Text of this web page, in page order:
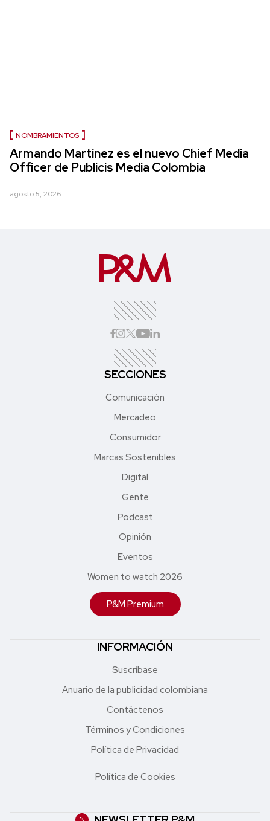
NOMBRAMIENTOS
Armando Martínez es el nuevo Chief Media
Officer de Publicis Media Colombia
agosto 5, 2026
SECCIONES
Comunicación
Mercadeo
Consumidor
Marcas Sostenibles
Digital
Gente
Podcast
Opinión
Eventos
Women to watch 2026
P&M Premium
INFORMACIÓN
Suscríbase
Anuario de la publicidad colombiana
Contáctenos
Términos y Condiciones
Política de Privacidad
Política de Cookies